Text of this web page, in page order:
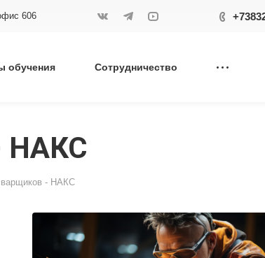
606
обучения Сотрудничество
НАКС
- НАКС